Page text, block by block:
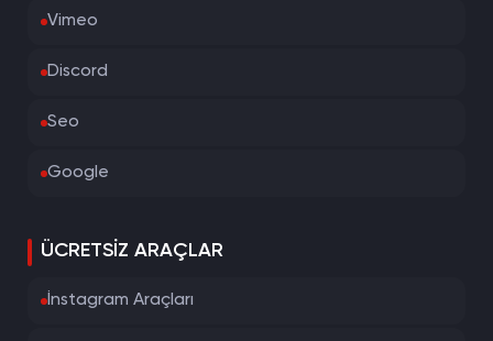
Vimeo
Discord
Seo
Google
ÜCRETSIZ ARAÇLAR
İnstagram Araçları